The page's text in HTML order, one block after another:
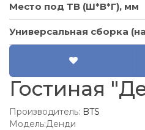
Место под ТВ (Ш*В*Г), мм
Универсальная сборка
Гостиная
Производитель: BTS
Модель:Денди